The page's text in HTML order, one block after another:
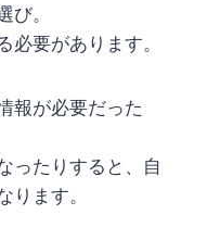
び。
必要があります。
報が必要だった
ったりすると、自
ります。